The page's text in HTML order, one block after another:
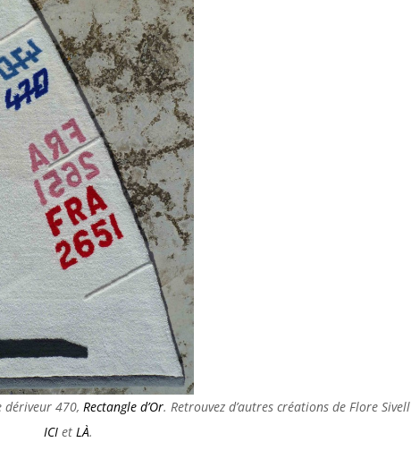
dériveur 470, Rectangle d’Or. Retrouvez d’autres créations de Flore Sivell
ICI et LÀ.